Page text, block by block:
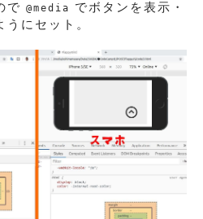
で @media
でボタンを表示・
にセット。